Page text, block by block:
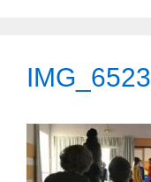
IMG_6523